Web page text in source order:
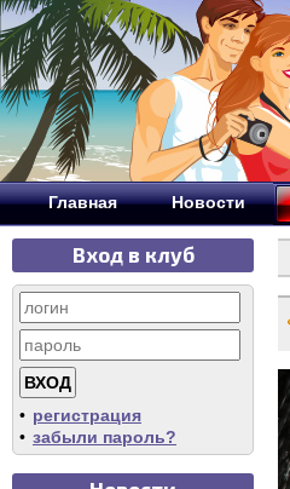
Главная Новости
Вход в клуб
• регистрация
• забыли пароль?